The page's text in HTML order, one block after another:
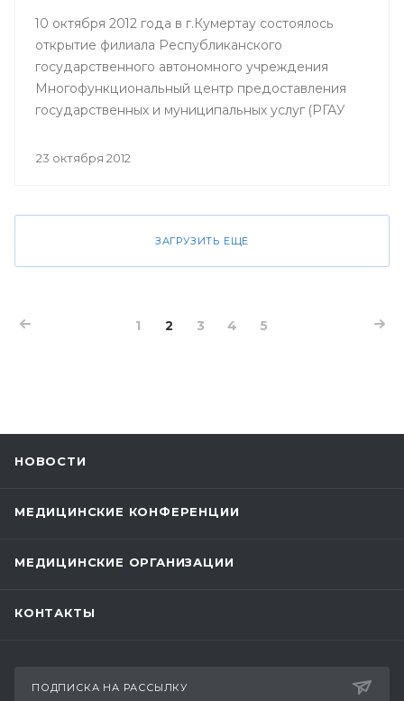
10 октября 2012 года в г.Кумертау состоялось
открытие филиала Республиканского
государственного автономного учреждения
Многофункциональный центр предоставления
государственных и муниципальных услуг (РГАУ
23 октября 2012
ЗАГРУЗИТЬ ЕЩЕ
1 2 3 4 5
НОВОСТИ
МЕДИЦИНСКИЕ КОНФЕРЕНЦИИ
МЕДИЦИНСКИЕ ОРГАНИЗАЦИИ
КОНТАКТЫ
ПОДПИСКА НА РАССЫЛКУ